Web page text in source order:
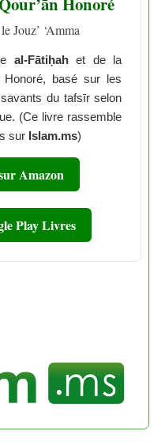
Jouz’ ‘Amma
al-Fātiḥahet de la
Honoré, basé sur les
du tafsīr selon
(Ce livre rassemble
sur Islam.ms)
Amazon
Play Livres